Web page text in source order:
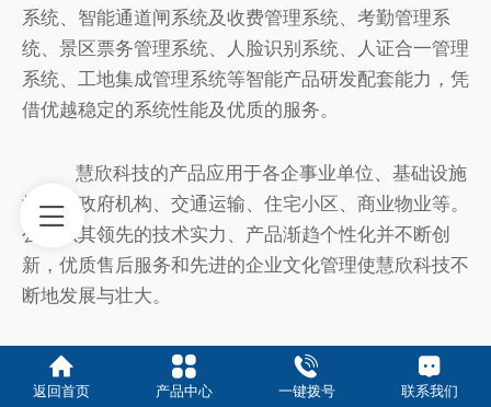
系统、智能通道闸系统及收费管理系统、考勤管理系
统、景区票务管理系统、人脸识别系统、人证合一管理
系统、工地集成管理系统等智能产品研发配套能力，凭
借优越稳定的系统性能及优质的服务。
慧欣科技的产品应用于各企事业单位、基础设施
场馆、政府机构、交通运输、住宅小区、商业物业等。
公司以其领先的技术实力、产品渐趋个性化并不断创
新，优质售后服务和先进的企业文化管理使慧欣科技不
断地发展与壮大。
粤ICP备19114128号
返回首页 产品中心 一键拨号 联系我们